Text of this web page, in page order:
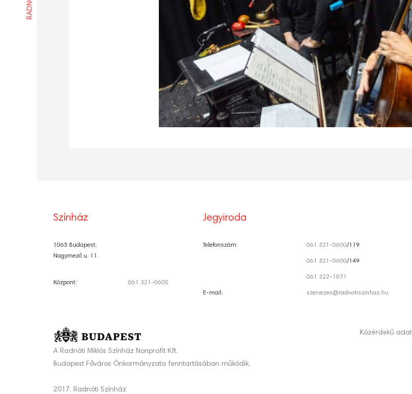
Színház
1065 Budapest,
Nagymező u. 11.
Központ: 061 321-0600
Jegyiroda
Telefonszám: 061 321-0600/119
061 321-0600/149
061 322-1071
E-mail: szervezes@radnotiszinhaz.hu
A Radnóti Miklós Színház Nonprofit Kft.
Budapest Főváros Önkormányzata fenntartásában működik.
2017. Radnóti Színház
Közérdekű